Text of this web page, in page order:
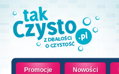
Promocje Nowości